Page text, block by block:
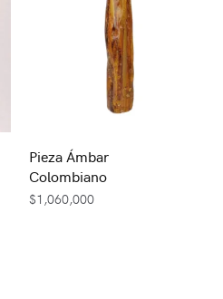
Pieza Ámbar
Colombiano
$1,060,000